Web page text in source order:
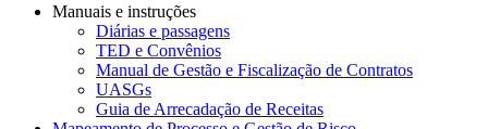
Manuais e instruções
Diárias e passagens
TED e Convênios
Manual de Gestão e Fiscalização de Contratos
UASGs
Guia de Arrecadação de Receitas